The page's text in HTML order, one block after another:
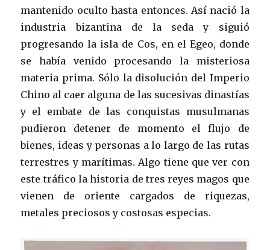
mantenido oculto hasta entonces. Así nació la
industria bizantina de la seda y siguió
progresando la isla de Cos, en el Egeo, donde
se había venido procesando la misteriosa
materia prima. Sólo la disolución del Imperio
Chino al caer alguna de las sucesivas dinastías
y el embate de las conquistas musulmanas
pudieron detener de momento el flujo de
bienes, ideas y personas a lo largo de las rutas
terrestres y marítimas. Algo tiene que ver con
este tráfico la historia de tres reyes magos que
vienen de oriente cargados de riquezas,
metales preciosos y costosas especias.